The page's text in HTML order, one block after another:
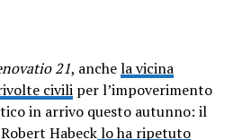
21, anchela vicina
civili per l’impoverimento
in arrivo questo autunno: il
Habecklo ha ripetuto